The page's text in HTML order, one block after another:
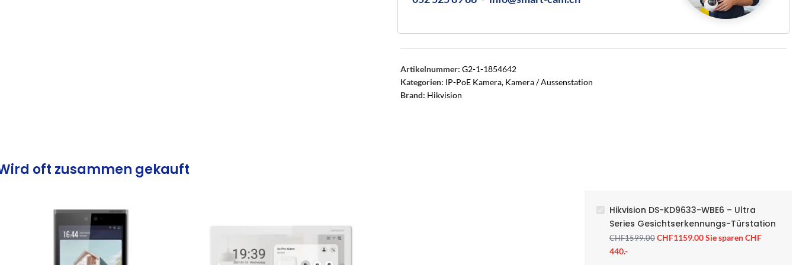
Artikelnummer: G2-1-1854642
Kategorien: IP-PoE Kamera, Kamera / Aussenstation
Brand: Hikvision
oft zusammen gekauft
Hikvision DS-KD9633-WBE6 – Ultra
Series Gesichtserkennungs-Türstation
CHF1599.00 CHF1159.00Sie sparen CHF
440.-